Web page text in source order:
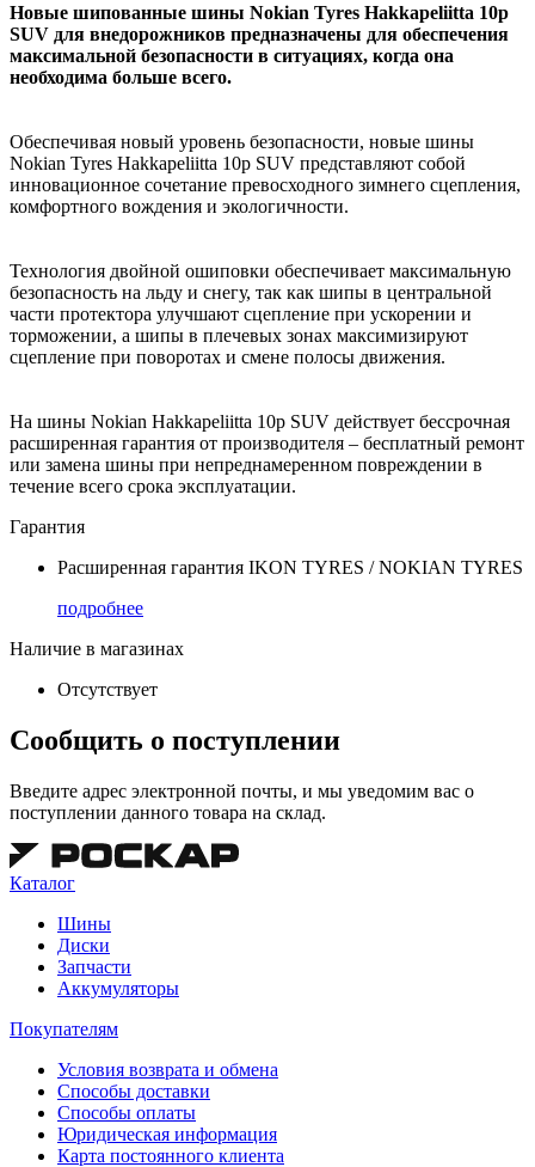
Новые шипованные шины Nokian Tyres Hakkapeliitta 10p
SUV для внедорожников предназначены для обеспечения
максимальной безопасности в ситуациях, когда она
необходима больше всего.
Обеспечивая новый уровень безопасности, новые шины
Nokian Tyres Hakkapeliitta 10p SUV представляют собой
инновационное сочетание превосходного зимнего сцепления,
комфортного вождения и экологичности.
Технология двойной ошиповки обеспечивает максимальную
безопасность на льду и снегу, так как шипы в центральной
части протектора улучшают сцепление при ускорении и
торможении, а шипы в плечевых зонах максимизируют
сцепление при поворотах и смене полосы движения.
На шины Nokian Hakkapeliitta 10p SUV действует бессрочная
расширенная гарантия от производителя – бесплатный ремонт
или замена шины при непреднамеренном повреждении в
течение всего срока эксплуатации.
Гарантия
Расширенная гарантия IKON TYRES / NOKIAN TYRES
подробнее
Наличие в магазинах
Отсутствует
Сообщить о поступлении
Введите адрес электронной почты, и мы уведомим вас о
поступлении данного товара на склад.
Каталог
Шины
Диски
Запчасти
Аккумуляторы
Покупателям
Условия возврата и обмена
Способы доставки
Способы оплаты
Юридическая информация
Карта постоянного клиента